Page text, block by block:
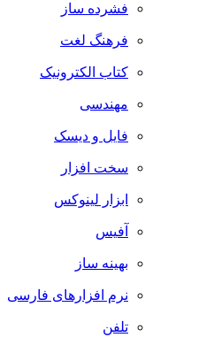
فشرده ساز
فرهنگ لغت
کتاب الکترونیک
مهندسی
فایل و دیسک
سخت افزار
ابزار لینوکس
آفیس
بهینه ساز
نرم افزارهای فارسی
تلفن